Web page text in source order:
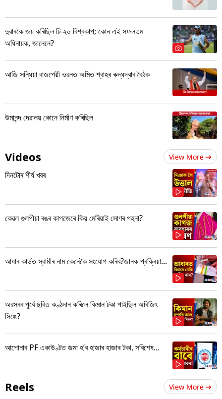
দুবাৰকৈ জয় কৰিছিল টি-২০ বিশ্বকাপ; কোন এই সফলতম
অধিনায়ক, জানেনে?
আজি সন্ধিয়া বাজপেয়ী ভৱনত অমিত শ্বাহৰ ৰুদ্ধদ্বাৰ বৈঠক
উমানন্দ দেৱালয় কোনে নিৰ্মাণ কৰিছিল
Videos View More
দিনটোৰ শীৰ্ষ খবৰ
কেৱল গুলপীয়া ৰঙৰ কাগজেৰে কিয় মেৰিয়াই সোণৰ গহনা?
আধাৰ কাৰ্ডত স্বামীৰ নাম কেনেকৈ সংযোগ কৰিব?জানক প্ৰক্ৰিয়া...
অৱসৰৰ পূৰ্বে ছবিত কণ্ঠদান কৰিলে কিমান টকা পাইছিল অৰিজিৎ
সিঙে?
আপোনাৰ PF একাউণ্টত জমা হ’ব হাজাৰ হাজাৰ টকা, সবিশেষ...
Reels View More